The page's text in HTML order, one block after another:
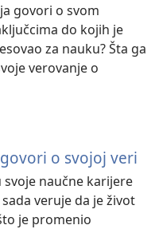
govori o svom
do kojih je
za nauku? Šta ga
verovanje o
o svojoj veri
svoje naučne karijere
veruje da je život
je promenio